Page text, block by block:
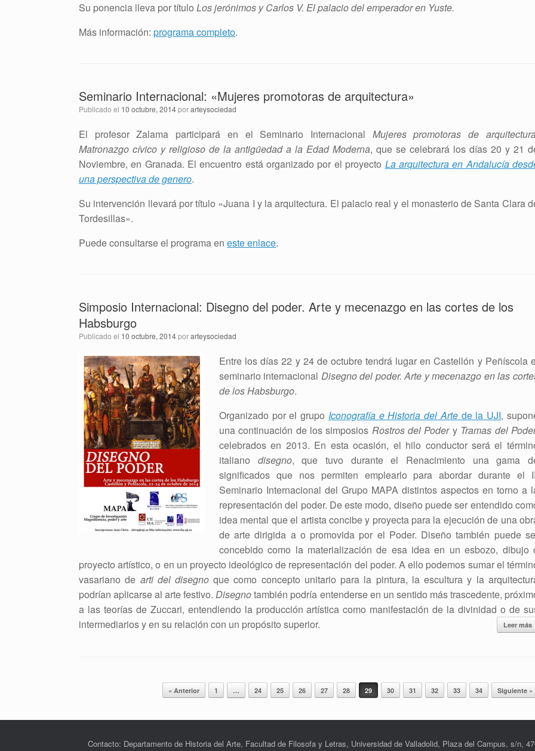
Su ponencia lleva por título Los jerónimos y Carlos V. El palacio del emperador en Yuste.
Más información: programa completo.
Seminario Internacional: «Mujeres promotoras de arquitectura»
Publicado el 10 octubre, 2014porarteysociedad
El profesor Zalama participará en el Seminario Internacional Mujeres promotoras de
Matronazgo cívico y religioso de la antigüedad a la Edad Moderna, que se celebrará los días 20 y 21
Noviembre, en Granada. El encuentro está organizado por el proyecto La arquitectura en Andalucía
una perspectiva de genero.
Su intervención llevará por título «Juana I y la arquitectura. El palacio real y el monasterio de Santa Clara
Tordesillas».
Puede consultarse el programa en este enlace.
Simposio Internacional: Disegno del poder. Arte y mecenazgo en las cortes de los
Habsburgo
Publicado el 10 octubre, 2014porarteysociedad
Entre los días 22 y 24 de octubre tendrá lugar en Castellón y Peñíscola
seminario internacional Disegno del poder. Arte y mecenazgo en las
de los Habsburgo.
Organizado por el grupo Iconografía e Historia del Artede la UJI,
una continuación de los simposios Rostros del Podery Tramas del
celebrados en 2013. En esta ocasión, el hilo conductor será el
italiano disegno, que tuvo durante el Renacimiento una gama
significados que nos permiten emplearlo para abordar durante el
Seminario Internacional del Grupo MAPA distintos aspectos en torno a
representación del poder. De este modo, diseño puede ser entendido
idea mental que el artista concibe y proyecta para la ejecución de una
de arte dirigida a o promovida por el Poder. Diseño también puede
concebido como la materialización de esa idea en un esbozo, dibujo
proyecto artístico, o en un proyecto ideológico de representación del poder. A ello podemos sumar el
vasariano de arti del disegno que como concepto unitario para la pintura, la escultura y la
podrían aplicarse al arte festivo.Disegnotambién podría entenderse en un sentido más trascedente,
a las teorías de Zuccari, entendiendo la producción artística como manifestación de la divinidad o de
intermediarios y en su relación con un propósito superior.
Leer más
« Anterior 1 … 24 25 26 27 28 29 30 31 32 33 34 Siguiente »
Contacto: Departamento de Historia del Arte, Facultad de Filosofa y Letras, Universidad de Valladolid, Plaza del Campus, s/n,